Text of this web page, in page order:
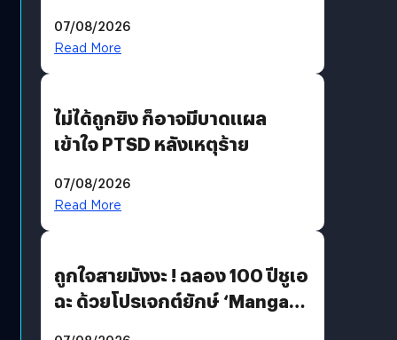
07/08/2026
Read More
ไม่ได้ถูกยิง ก็อาจมีบาดแผล
เข้าใจ PTSD หลังเหตุร้าย
07/08/2026
Read More
ถูกใจสายมังงะ ! ฉลอง 100 ปีชูเอ
ฉะ ด้วยโปรเจกต์ยักษ์ ‘Manga